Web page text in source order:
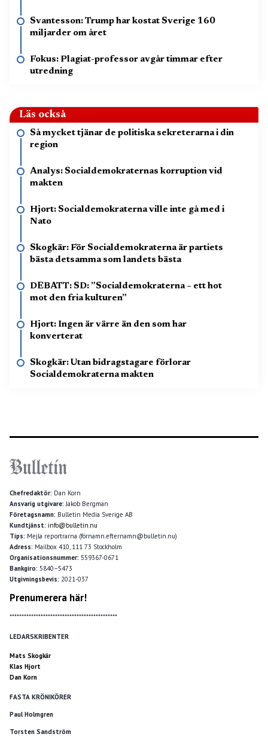
Svantesson: Trump har kostat Sverige 160
miljarder om året
Fokus: Plagiat-professor avgår timmar efter
utredning
Läs också
Så mycket tjänar de politiska sekreterarna i din
region
Analys: Socialdemokraternas korruption vid
makten
Hjort: Socialdemokraterna ville inte gå med i
Nato
Skogkär: För Socialdemokraterna är partiets
bästa detsamma som landets bästa
DEBATT: SD: ”Socialdemokraterna – ett hot
mot den fria kulturen”
Hjort: Ingen är värre än den som har
konverterat
Skogkär: Utan bidragstagare förlorar
Socialdemokraterna makten
Chefredaktör: Dan Korn
Ansvarig utgivare: Jakob Bergman
Företagsnamn: Bulletin Media Sverige AB
Kundtjänst: info@bulletin.nu
Tips: Mejla reportrarna (förnamn.efternamn@bulletin.nu)
Adress: Mailbox 410, 111 73 Stockholm
Organisationsnummer: 559367-0671
Bankgiro: 5840–5473
Utgivningsbevis: 2021-037
Prenumerera här!
*********************************************
LEDARSKRIBENTER
Mats Skogkär
Klas Hjort
Dan Korn
FASTA KRÖNIKÖRER
Paul Holmgren
Torsten Sandström